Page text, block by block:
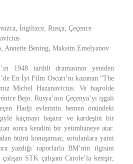
İngilizce, Rusça, Çeçence
Annette Bening, Maksim Emelyanov
1948 tarihli dramasının yeniden
En İyi Film Oscarı’nı kazanan “The
Michel Hazanavicius. Ve başrolde
Bejo. Rusya’nın Çeçenya’yı işgali
Hadji evlerinin hemen önündeki
kaçmayı başarır ve kardeşini bir
sonra kendini bir yetimhaneye atar.
ötürü konuşamaz, sorulanlara yanıt
yazdığı raporlarla BM’nin ilgisini
STK çalışanı Carole’la kesişir;